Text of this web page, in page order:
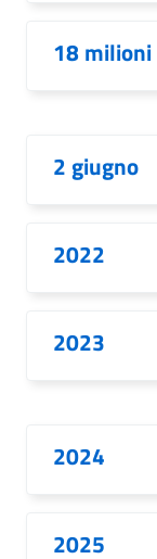
18 milioni
2 giugno
2022
2023
2024
2025